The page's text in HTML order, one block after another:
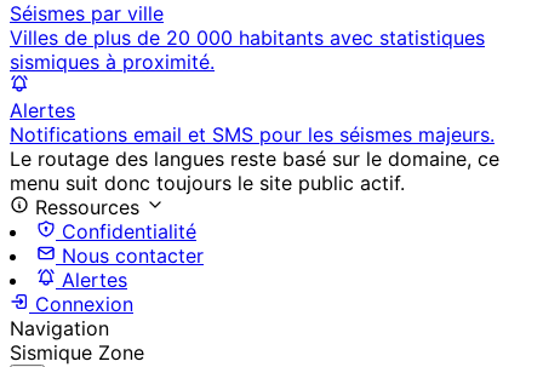
Séismes par ville
Villes de plus de 20 000 habitants avec statistiques
sismiques à proximité.
Alertes
Notifications email et SMS pour les séismes majeurs.
Le routage des langues reste basé sur le domaine, ce
menu suit donc toujours le site public actif.
Ressources
Confidentialité
Nous contacter
Alertes
Connexion
Navigation
Sismique Zone